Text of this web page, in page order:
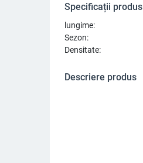
Specificații produs
lungime:
Sezon:
Densitate:
Descriere produs